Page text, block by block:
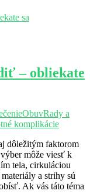
– obliekate
ObuvRady a
komplikácie
dôležitým faktorom
môže viesť k
tela, cirkuláciou
a strihy sú
Ak vás táto téma